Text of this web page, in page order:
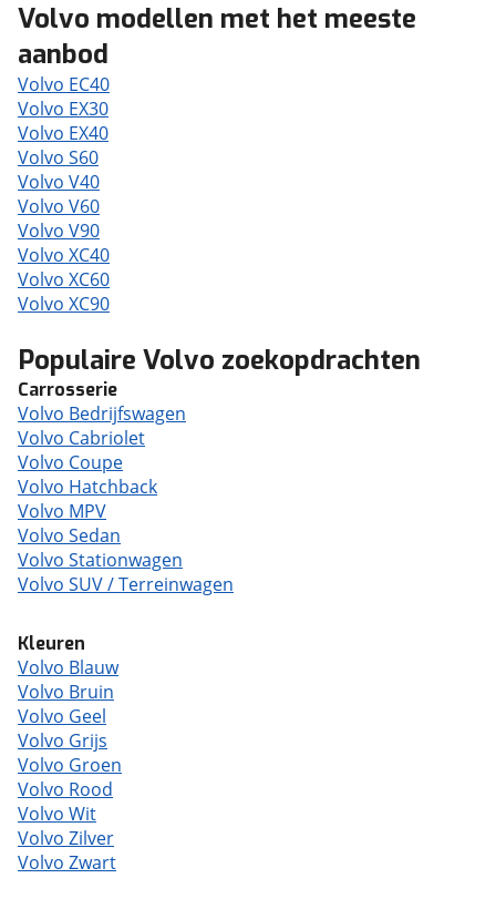
Volvo modellen met het meeste
aanbod
Volvo EC40
Volvo EX30
Volvo EX40
Volvo S60
Volvo V40
Volvo V60
Volvo V90
Volvo XC40
Volvo XC60
Volvo XC90
Populaire Volvo zoekopdrachten
Carrosserie
Volvo Bedrijfswagen
Volvo Cabriolet
Volvo Coupe
Volvo Hatchback
Volvo MPV
Volvo Sedan
Volvo Stationwagen
Volvo SUV / Terreinwagen
Kleuren
Volvo Blauw
Volvo Bruin
Volvo Geel
Volvo Grijs
Volvo Groen
Volvo Rood
Volvo Wit
Volvo Zilver
Volvo Zwart